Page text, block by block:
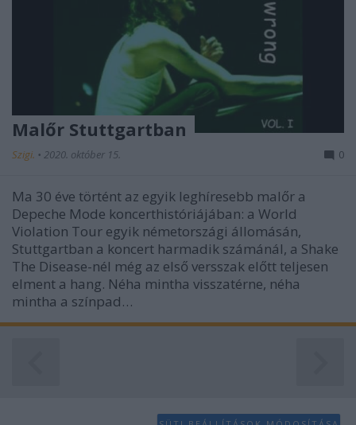
Malőr Stuttgartban
Szigi. • 2020. október 15. 0
Ma 30 éve történt az egyik leghíresebb malőr a
Depeche Mode koncerthistóriájában: a World
Violation Tour egyik németországi állomásán,
Stuttgartban a koncert harmadik számánál, a Shake
The Disease-nél még az első versszak előtt teljesen
elment a hang. Néha mintha visszatérne, néha
mintha a színpad…